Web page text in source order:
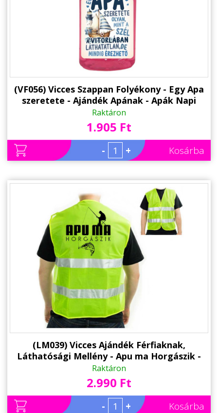
(VF056) Vicces Szappan Folyékony - Egy Apa
szeretete - Ajándék Apának - Apák Napi
Napi
Raktáron
1.905 Ft
- + Kosárba
(LM039) Vicces Ajándék Férfiaknak,
Láthatósági Mellény - Apu ma Horgászik -
Vicces Ajándék Apának - Apák Napi Ajándék
Raktáron
2.990 Ft
- + Kosárba